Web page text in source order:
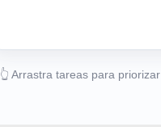
👆 Arrastra tareas para priorizar